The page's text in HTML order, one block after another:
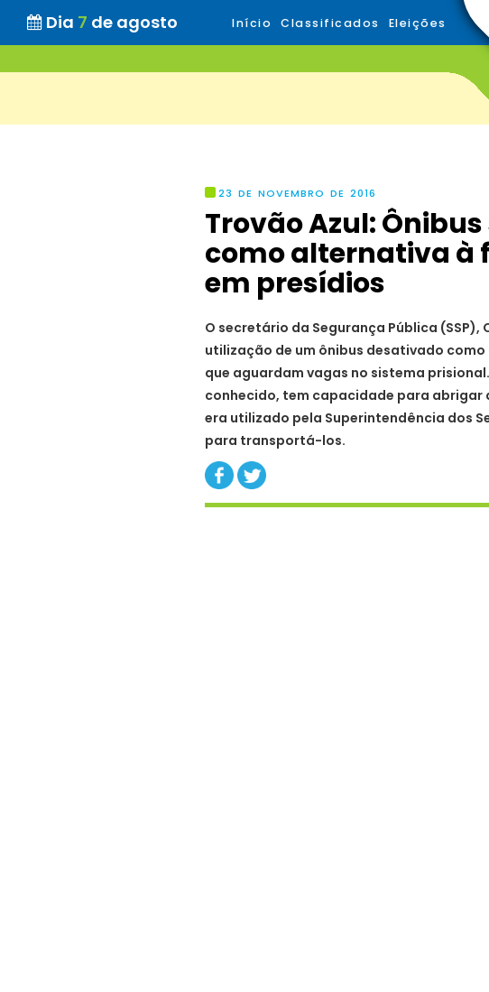
Dia 7 de agosto Início Classificados Eleições
23 DE NOVEMBRO DE 2016
Trovão Azul:
como alternativa à
em presídios
O secretário da Segurança Pública (SSP),
utilização de um ônibus desativado
que aguardam vagas no sistema
conhecido, tem capacidade para
era utilizado pela Superintendência dos
para transportá-los.